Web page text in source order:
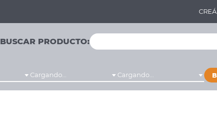
BUSCAR PRODUCTO:
Cargando... Cargando...